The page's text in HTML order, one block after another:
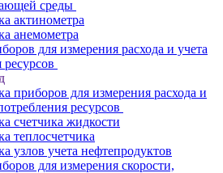
среды
актинометра
анемометра
для измерения расхода и учета
ресурсов
приборов для измерения расхода и
ресурсов
счетчика жидкости
теплосчетчика
узлов учета нефтепродуктов
для измерения скорости,